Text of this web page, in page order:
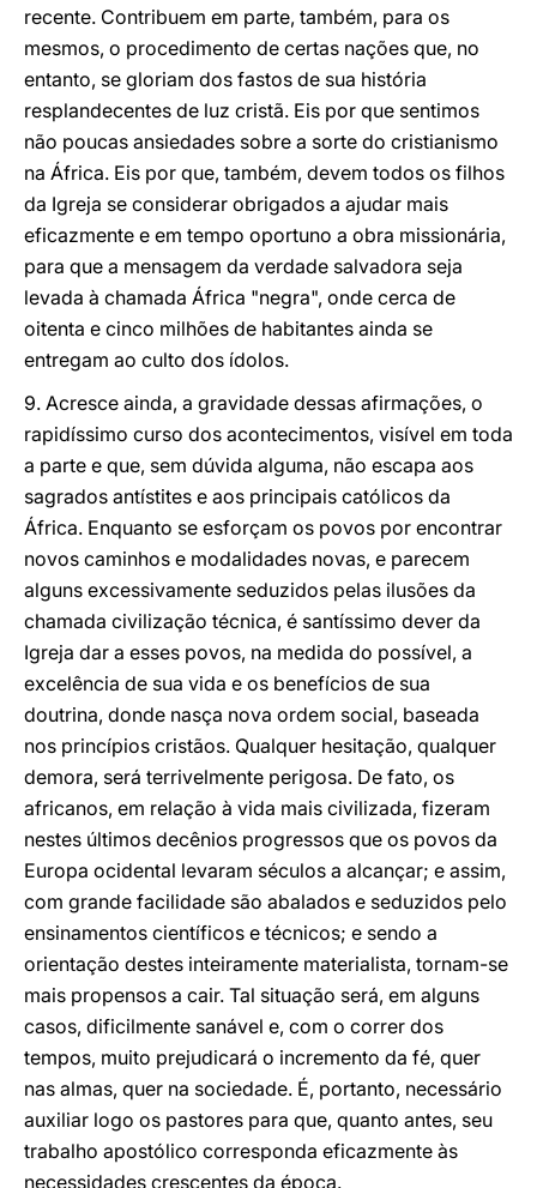
recente. Contribuem em parte, também, para os
mesmos, o procedimento de certas nações que, no
entanto, se gloriam dos fastos de sua história
resplandecentes de luz cristã. Eis por que sentimos
não poucas ansiedades sobre a sorte do cristianismo
na África. Eis por que, também, devem todos os filhos
da Igreja se considerar obrigados a ajudar mais
eficazmente e em tempo oportuno a obra missionária,
para que a mensagem da verdade salvadora seja
levada à chamada África "negra", onde cerca de
oitenta e cinco milhões de habitantes ainda se
entregam ao culto dos ídolos.
9. Acresce ainda, a gravidade dessas afirmações, o
rapidíssimo curso dos acontecimentos, visível em toda
a parte e que, sem dúvida alguma, não escapa aos
sagrados antístites e aos principais católicos da
África. Enquanto se esforçam os povos por encontrar
novos caminhos e modalidades novas, e parecem
alguns excessivamente seduzidos pelas ilusões da
chamada civilização técnica, é santíssimo dever da
Igreja dar a esses povos, na medida do possível, a
excelência de sua vida e os benefícios de sua
doutrina, donde nasça nova ordem social, baseada
nos princípios cristãos. Qualquer hesitação, qualquer
demora, será terrivelmente perigosa. De fato, os
africanos, em relação à vida mais civilizada, fizeram
nestes últimos decênios progressos que os povos da
Europa ocidental levaram séculos a alcançar; e assim,
com grande facilidade são abalados e seduzidos pelo
ensinamentos científicos e técnicos; e sendo a
orientação destes inteiramente materialista, tornam-se
mais propensos a cair. Tal situação será, em alguns
casos, dificilmente sanável e, com o correr dos
tempos, muito prejudicará o incremento da fé, quer
nas almas, quer na sociedade. É, portanto, necessário
auxiliar logo os pastores para que, quanto antes, seu
trabalho apostólico corresponda eficazmente às
necessidades crescentes da época.